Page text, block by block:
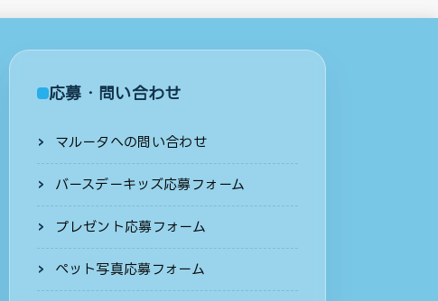
応募・問い合わせ
マルータへの問い合わせ
バースデーキッズ応募フォーム
プレゼント応募フォーム
ペット写真応募フォーム